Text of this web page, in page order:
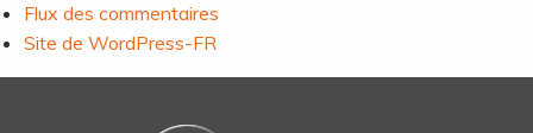
Flux des commentaires
Site de WordPress-FR